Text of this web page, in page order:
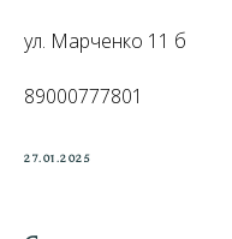
ул. Марченко 11 б
89000777801
27.01.2025